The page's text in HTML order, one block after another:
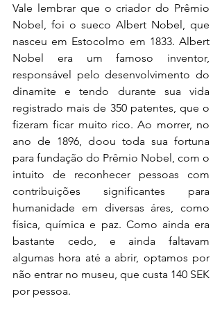
Vale lembrar que o criador do Prêmio
Nobel, foi o sueco Albert Nobel, que
nasceu em Estocolmo em 1833. Albert
Nobel era um famoso inventor,
responsável pelo desenvolvimento do
dinamite e tendo durante sua vida
registrado mais de 350 patentes, que o
fizeram ficar muito rico. Ao morrer, no
ano de 1896, doou toda sua fortuna
para fundação do Prêmio Nobel, com o
intuito de reconhecer pessoas com
contribuições significantes para
humanidade em diversas áres, como
física, química e paz. Como ainda era
bastante cedo, e ainda faltavam
algumas hora até a abrir, optamos por
não entrar no museu, que custa 140 SEK
por pessoa.